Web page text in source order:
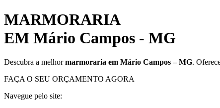
MARMORARIA
EM Mário Campos - MG
Descubra a melhormarmoraria em Mário Campos – MG.
FAÇA O SEU ORÇAMENTO AGORA
Navegue pelo site: